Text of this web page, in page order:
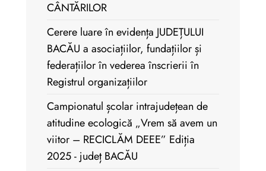
CÂNTĂRILOR
Cerere luare în evidența JUDEȚULUI
BACĂU a asociațiilor, fundațiilor și
federațiilor în vederea înscrierii în
Registrul organizațiilor
Campionatul școlar intrajudețean de
atitudine ecologică „Vrem să avem un
viitor – RECICLĂM DEEE” Ediția
2025 - județ BACĂU